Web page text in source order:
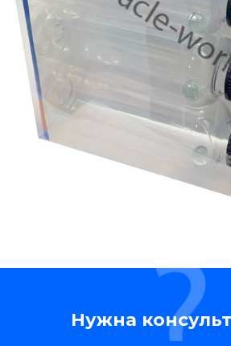
Нужна